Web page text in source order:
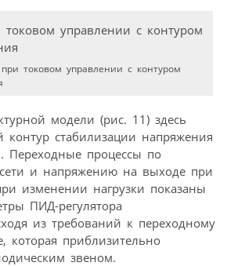
токовом управлении с контуром
модели (рис. 11) здесь
стабилизации напряжения
Переходные процессы по
и напряжению на выходе при
изменении нагрузки показаны
ПИД-регулятора
из требований к переходному
которая приблизительно
звеном.